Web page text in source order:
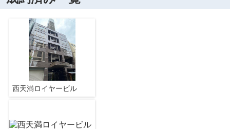
西天満ロイヤービル